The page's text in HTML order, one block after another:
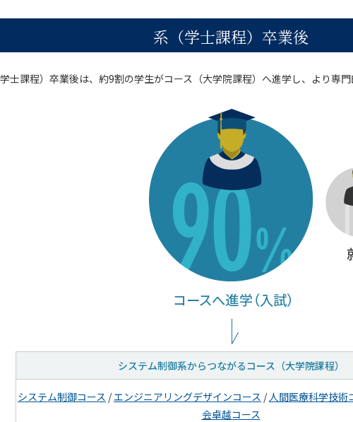
系（学士課程）卒業後
士課程）卒業後は、約9割の学生がコース（大学院課程）へ進学し、より専門
システム制御系からつながるコース（大学院課程）
システム制御コース /エンジニアリングデザインコース /人間医療科学技術
会卓越コース